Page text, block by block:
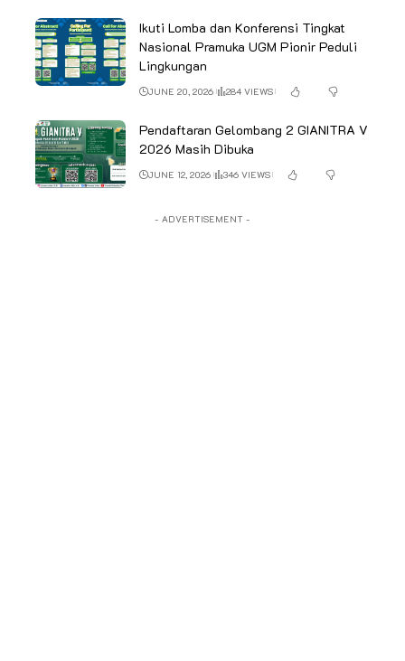
Ikuti Lomba dan Konferensi Tingkat
Nasional Pramuka UGM Pionir Peduli
Lingkungan
JUNE 20, 2026 284 VIEWS
Pendaftaran Gelombang 2 GIANITRA V
2026 Masih Dibuka
JUNE 12, 2026 346 VIEWS
- ADVERTISEMENT -